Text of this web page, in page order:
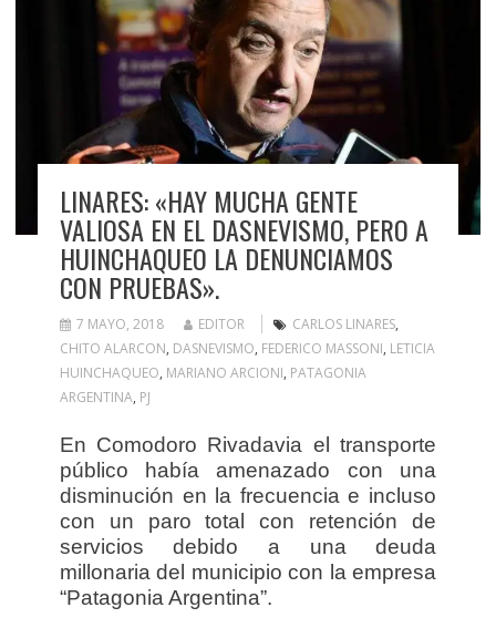
LINARES: «HAY MUCHA GENTE
VALIOSA EN EL DASNEVISMO, PERO A
HUINCHAQUEO LA DENUNCIAMOS
CON PRUEBAS».
7 MAYO, 2018 EDITOR CARLOS LINARES,
CHITO ALARCON, DASNEVISMO, FEDERICO MASSONI, LETICIA
HUINCHAQUEO, MARIANO ARCIONI, PATAGONIA
ARGENTINA, PJ
En Comodoro Rivadavia el transporte
público había amenazado con una
disminución en la frecuencia e incluso
con un paro total con retención de
servicios debido a una deuda
millonaria del municipio con la empresa
“Patagonia Argentina”.